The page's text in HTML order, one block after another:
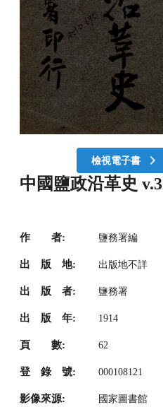
檢視電子書
中國鹽政沿革史 v.3
作 者: 鹽務署編
出 版 地: 出版地不詳
出 版 者: 鹽務署
出 版 年: 1914
頁 數: 62
登 錄 號: 000108121
影像來源: 國家圖書館